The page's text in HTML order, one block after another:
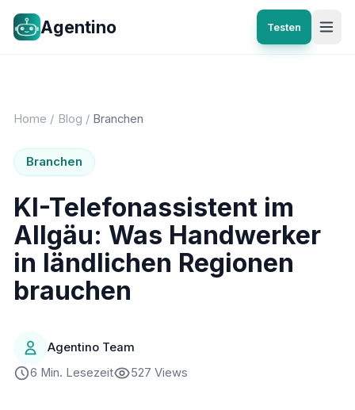
Agentino Testen
Home / Blog / Branchen
Branchen
KI-Telefonassistent im
Allgäu: Was Handwerker
in ländlichen Regionen
brauchen
Agentino Team
6 Min. Lesezeit
527 Views